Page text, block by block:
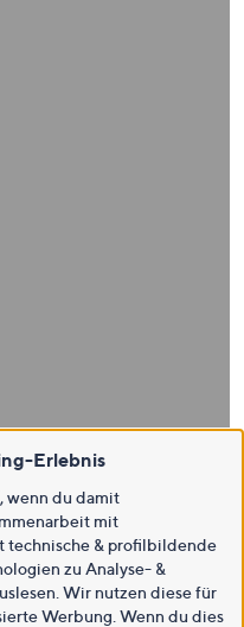
Erlebnis
wenn du damit
mit
technische & profilbildende
zu Analyse- &
Wir nutzen diese für
Werbung. Wenn du dies